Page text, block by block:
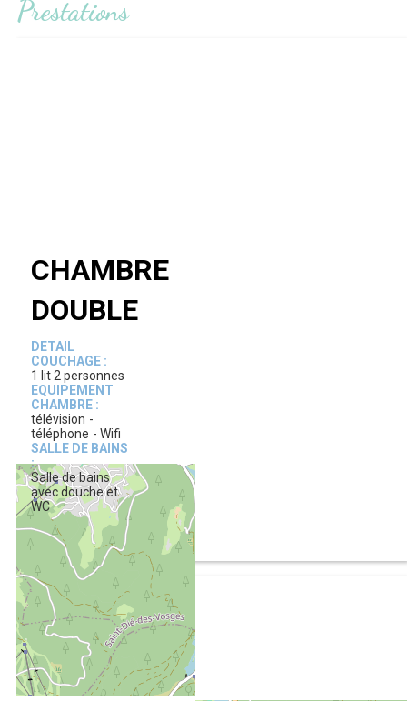
Prestations
CHAMBRE
DOUBLE
DETAIL
COUCHAGE :
1 lit 2 personnes
EQUIPEMENT
CHAMBRE :
télévision
téléphone
Wifi
SALLE DE BAINS
:
Salle de bains
avec douche et
WC